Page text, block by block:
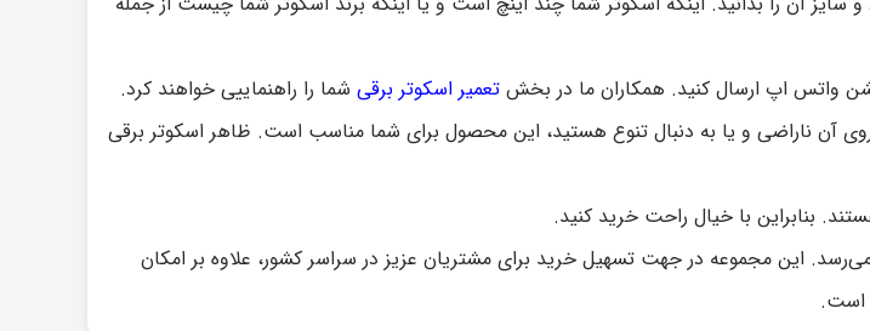
واتس اپ ارسال کنید. همکاران ما در بخش تعمیر اسکوتر برقی شما را راهنماییی خواهند کرد.
آن ناراضی و یا به دنبال تنوع هستید، این محصول برای شما مناسب است. ظاهر اسکوتر برقی
این مجموعه در جهت تسهیل خرید برای مشتریان عزیز در سراسر کشور، علاوه بر امکان
است.